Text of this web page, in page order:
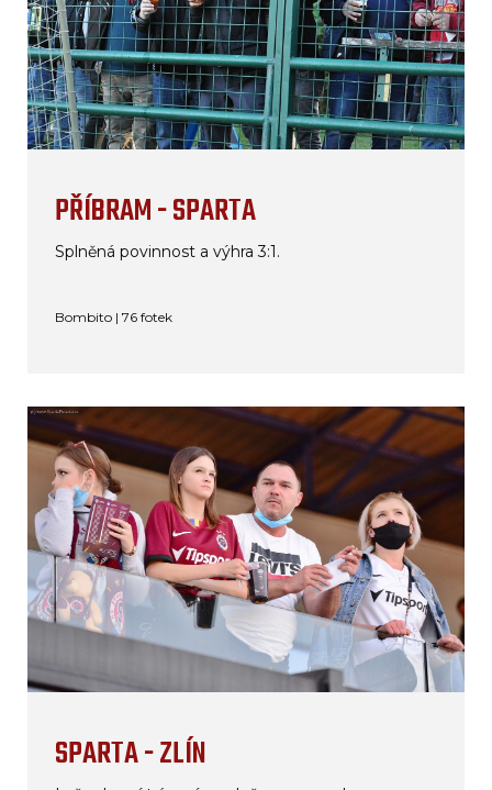
PŘÍBRAM - SPARTA
Splněná povinnost a výhra 3:1.
Bombito | 76 fotek
SPARTA - ZLÍN